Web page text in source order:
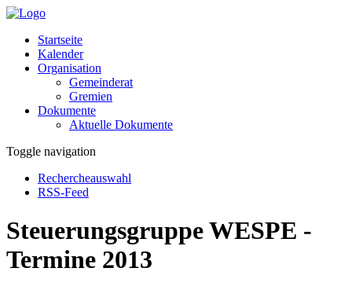
Startseite
Kalender
Organisation
Gemeinderat
Gremien
Dokumente
Aktuelle Dokumente
Toggle navigation
Rechercheauswahl
RSS-Feed
Steuerungsgruppe WESPE -
Termine 2013